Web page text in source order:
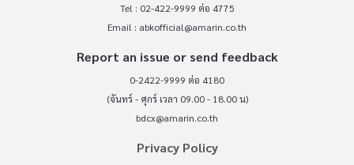
Tel : 02-422-9999 ต่อ 4775
Email : abkofficial@amarin.co.th
Report an issue or send feedback
0-2422-9999 ต่อ 4180
(จันทร์ - ศุกร์ เวลา 09.00 - 18.00 น)
bdcx@amarin.co.th
Privacy Policy